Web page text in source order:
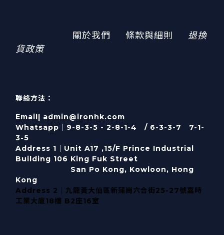
關於我們 條款與細則
退換
貨政策
聯絡方法：
Email| admin@ironhk.com
Whatsapp｜9-8-3-5 - 2-8-1-4 / 6-3-3-7 7-1-
3-5
Address 1｜ Unit A17 ,15/F Prince Industrial
Building 106 King Fuk Street
San Po Kong, Kowloon, Hong
Kong
Address 2｜九龍黃大仙區新蒲崗六合街25-27號嘉時
工業大廈18樓 B2座16室